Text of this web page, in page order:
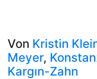
Von Kristin
Meyer,
Kargın-Zahn